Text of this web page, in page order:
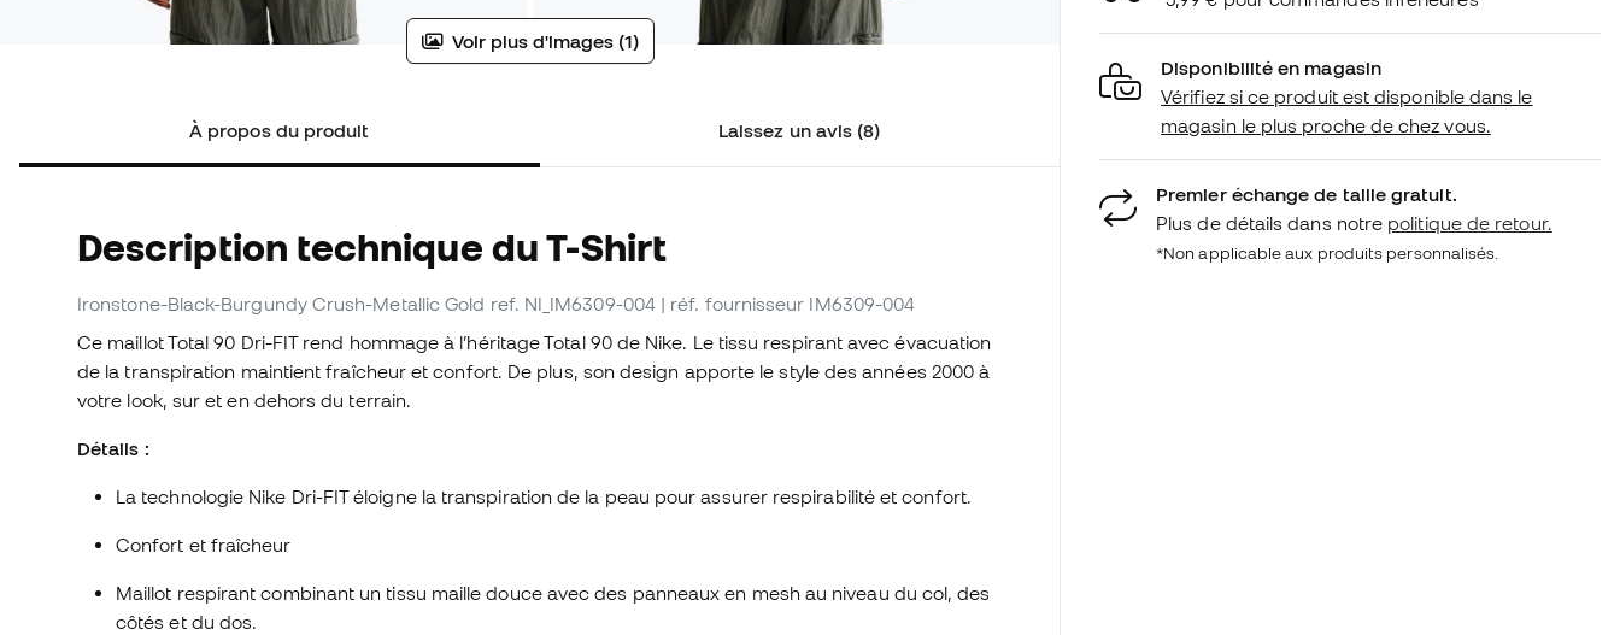
Voir plus d'images (1)
À propos du produit Laissez un avis (8)
Description technique du T-Shirt
Ironstone-Black-Burgundy Crush-Metallic Gold ref. NI_IM6309-004 | réf. fournisseur IM6309-004
Ce maillot Total 90 Dri-FIT rend hommage à l’héritage Total 90 de Nike. Le tissu respirant avec évacuation
de la transpiration maintient fraîcheur et confort. De plus, son design apporte le style des années 2000 à
votre look, sur et en dehors du terrain.
Détails :
La technologie Nike Dri-FIT éloigne la transpiration de la peau pour assurer respirabilité et confort.
Confort et fraîcheur
Maillot respirant combinant un tissu maille douce avec des panneaux en mesh au niveau du col, des
côtés et du dos.
Disponibilité en magasin
Vérifiez si ce produit est disponible dans le
magasin le plus proche de chez vous.
Premier échange de taille gratuit.
Plus de détails dans notre politique de retour.
*Non applicable aux produits personnalisés.